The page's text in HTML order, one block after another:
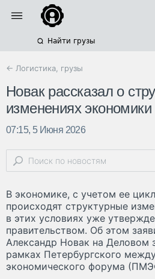
Найти грузы
← Логистика, грузы
Новак рассказал о
изменениях
07:15, 5 Июня 2026
В экономике, с учетом ее
происходят структурные
в этих условиях уже
правительством. Об этом
Александр Новак на Деловом
рамках Петербургского
экономического форума